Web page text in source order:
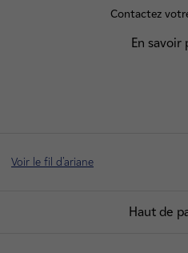
Contactez
En savoir
Voir le fil d'ariane
Haut de